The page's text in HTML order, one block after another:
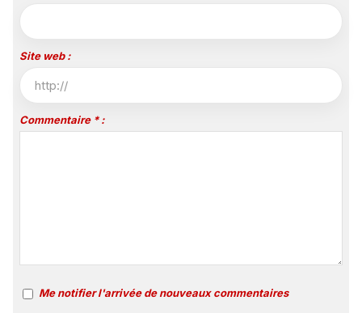
Site web :
Commentaire * :
Me notifier l'arrivée de nouveaux commentaires